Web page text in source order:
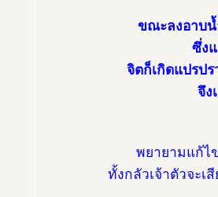
ขณะลงอาบน้
ซึ่ง
จิตก็เกิดแปรป
จึง
พยายามแก้ไ
ทั้งกลัวเจ้าตัวจะเ